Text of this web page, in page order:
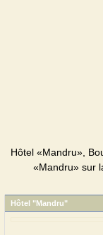
Hôtel «Mandru»,
«Mandru» sur
Hôtel "Mandru"